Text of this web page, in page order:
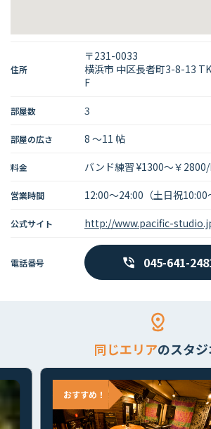
住所
〒231-0033
横浜市 中区長者町3-8-13
F
部屋数 3
部屋の広さ 8 〜11 帖
料金 バンド練習 ¥1300～￥
営業時間 12:00～24:00（土日祝10:00
公式サイト http://www.pacific-
電話番号 045-641-
同じエリアのスタ